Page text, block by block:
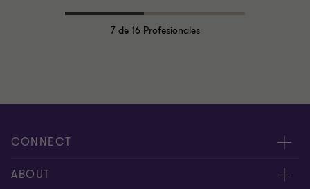
7de 16 Profesionales
CONNECT
Nuestra gente
ABOUT